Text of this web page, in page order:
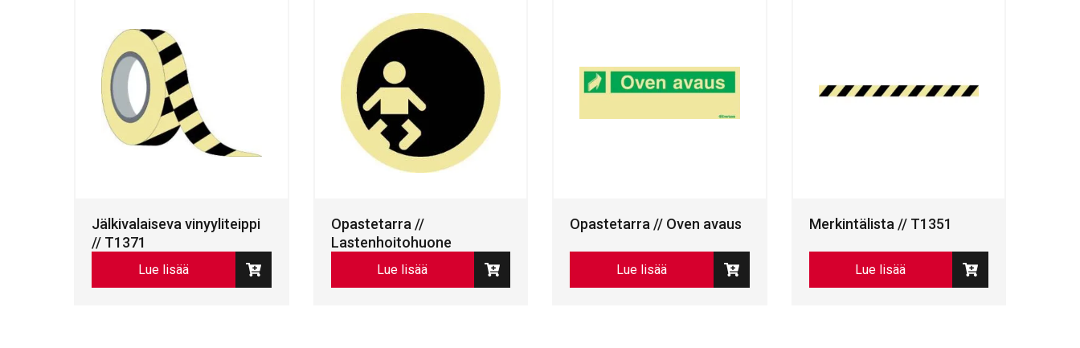
Jälkivalaiseva vinyyliteippi
// T1371
Lue lisää
Opastetarra //
Lastenhoitohuone
Lue lisää
Opastetarra // Oven avaus
Lue lisää
Merkintälista // T1351
Lue lisää